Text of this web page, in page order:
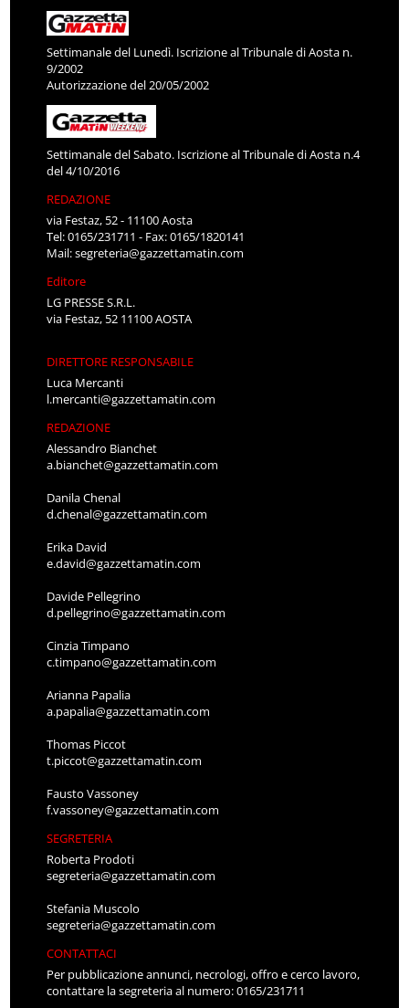
Settimanale del Lunedì. Iscrizione al Tribunale di Aosta n.
9/2002
Autorizzazione del 20/05/2002
Settimanale del Sabato. Iscrizione al Tribunale di Aosta n.4
del 4/10/2016
REDAZIONE
via Festaz, 52 - 11100 Aosta
Tel: 0165/231711 - Fax: 0165/1820141
Mail:segreteria@gazzettamatin.com
Editore
LG PRESSE S.R.L.
via Festaz, 52 11100 AOSTA
DIRETTORE RESPONSABILE
Luca Mercanti
l.mercanti@gazzettamatin.com
REDAZIONE
Alessandro Bianchet
a.bianchet@gazzettamatin.com
Danila Chenal
d.chenal@gazzettamatin.com
Erika David
e.david@gazzettamatin.com
Davide Pellegrino
d.pellegrino@gazzettamatin.com
Cinzia Timpano
c.timpano@gazzettamatin.com
Arianna Papalia
a.papalia@gazzettamatin.com
Thomas Piccot
t.piccot@gazzettamatin.com
Fausto Vassoney
f.vassoney@gazzettamatin.com
SEGRETERIA
Roberta Prodoti
segreteria@gazzettamatin.com
Stefania Muscolo
segreteria@gazzettamatin.com
CONTATTACI
Per pubblicazione annunci, necrologi, offro e cerco lavoro,
contattare la segreteria al numero: 0165/231711